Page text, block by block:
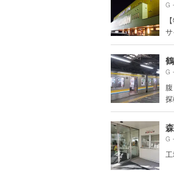
G
G
G